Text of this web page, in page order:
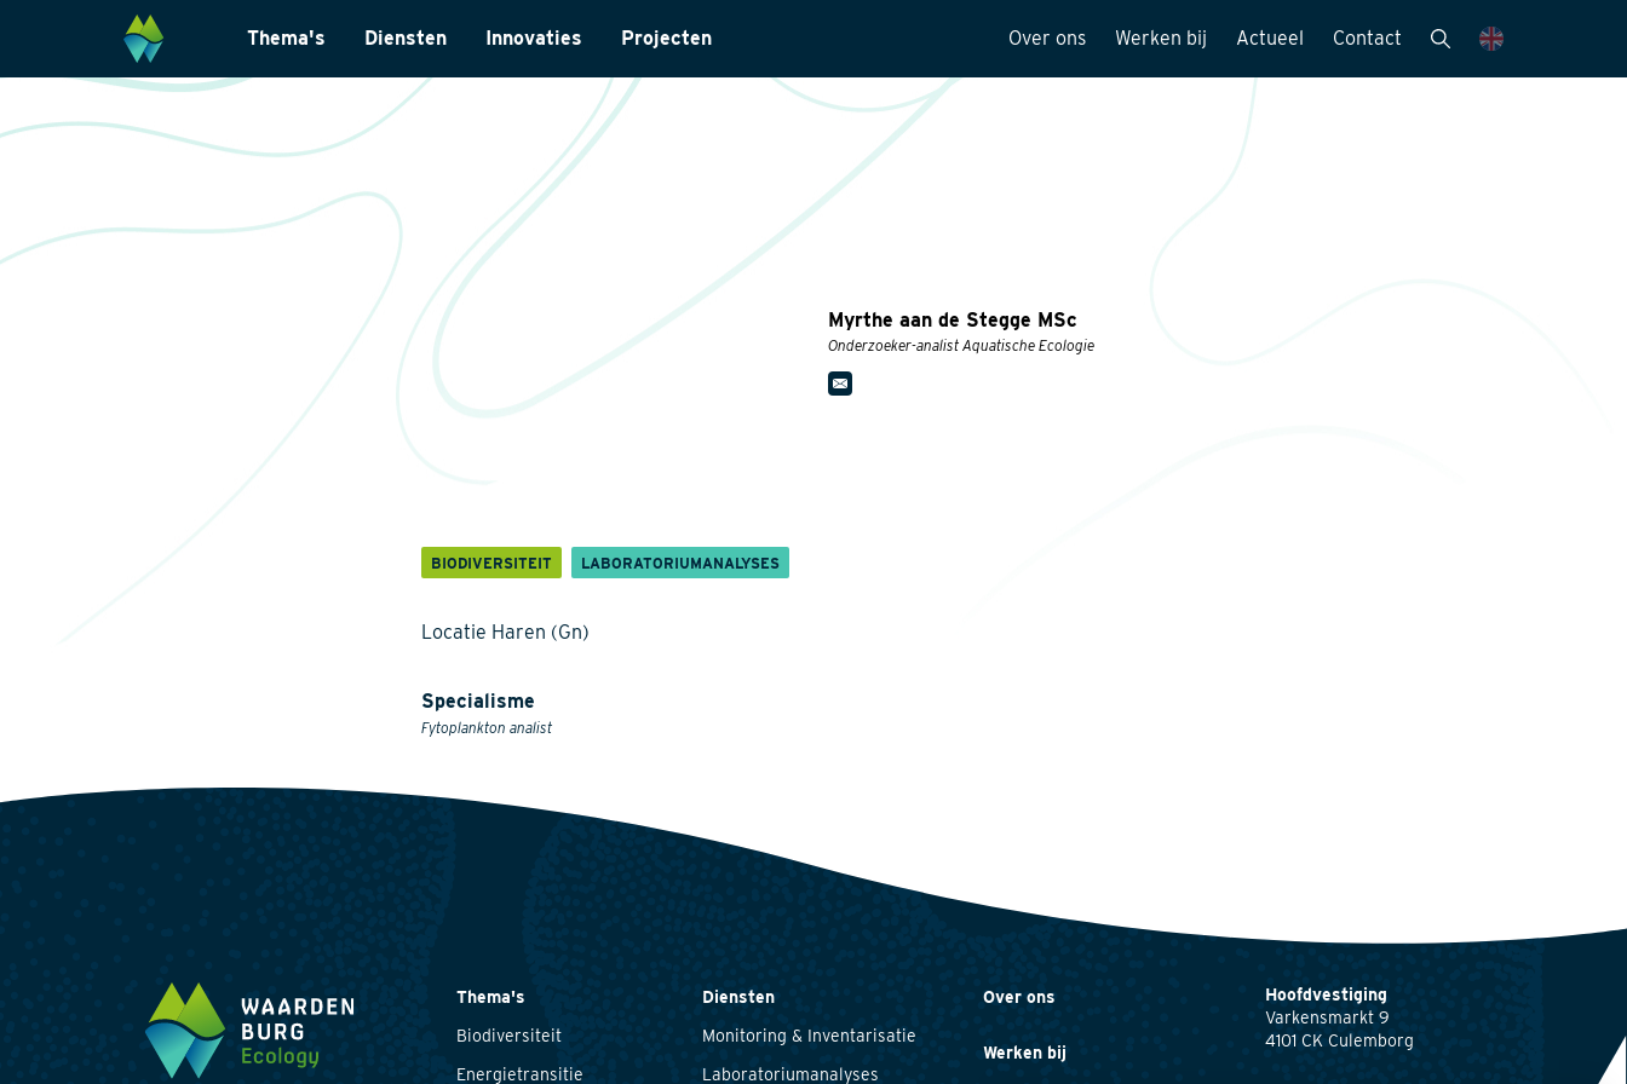
Thema's
Energietransitie
Natuurinclusief Ontwerp
Natuurherstel
Diensten
Monitoring & Inventarisatie
Laboratoriumanalyses
Landschapsarchitectuur
Internationaal
Datamanagement
Wet- en regelgeving
Innovaties Projecten Over ons Werken bij
Stagemogelijkheden
Actueel Contact
Myrthe aan de Stegge MSc
Onderzoeker-analist Aquatische Ecologie
BIODIVERSITEIT LABORATORIUMANALYSES
Locatie Haren (Gn)
Specialisme
Fytoplankton analist
Hoofdvestiging
Varkensmarkt 9
4101 CK Culemborg
Thema's
Biodiversiteit
Energietransitie
Diensten
Monitoring & Inventarisatie
Laboratoriumanalyses
Over ons
Werken bij